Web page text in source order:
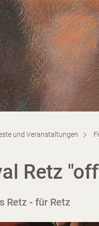
und Veranstaltungen
Retz
Retz - für Retz